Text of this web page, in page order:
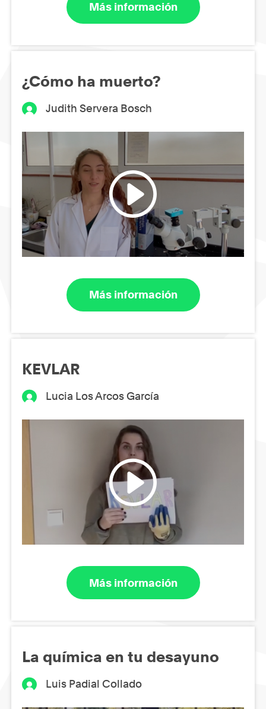
Más información
¿Cómo ha muerto?
Judith Servera Bosch
Más información
KEVLAR
Lucia Los Arcos García
Más información
La química en tu desayuno
Luis Padial Collado